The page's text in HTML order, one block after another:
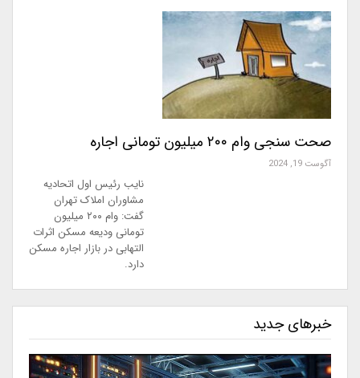
صحت سنجی وام ۲۰۰ میلیون تومانی اجاره
آگوست 19, 2024
نایب‌ رئیس اول اتحادیه
مشاوران املاک تهران
گفت: وام ۲۰۰ میلیون
تومانی ودیعه مسکن اثرات
التهابی در بازار اجاره مسکن
دارد.
خبرهای جدید